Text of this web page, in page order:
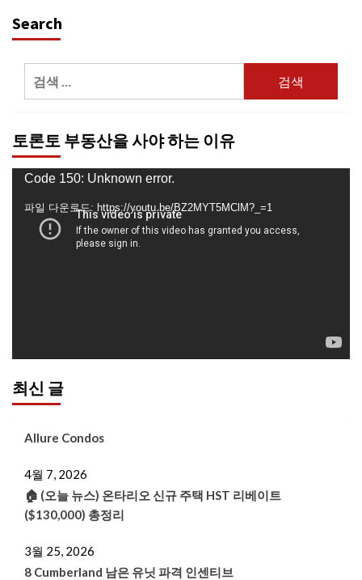
Search
검
색:
토론토 부동산을 사야 하는 이유
동
영
Code 150: Unknown error.
파일 다운로드: https://youtu.be/BZ2MYT5MClM?_=1
최신 글
Allure Condos
4월 7, 2026
🏠 (오늘 뉴스) 온타리오 신규 주택 HST 리베이트
($130,000) 총정리
3월 25, 2026
8 Cumberland 남은 유닛 파격 인센티브